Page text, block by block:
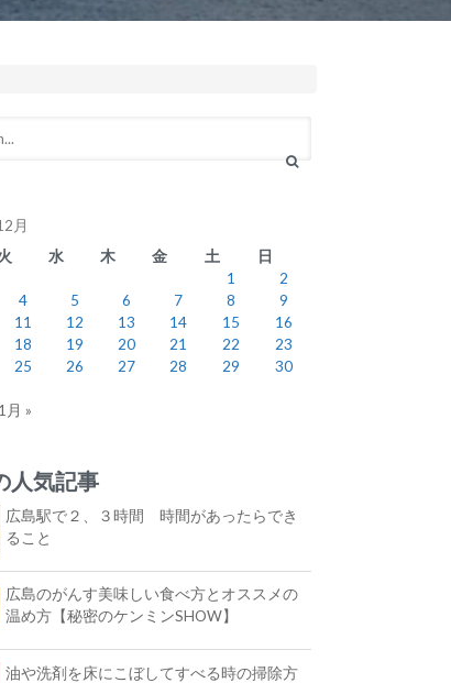
月
水 木 金 土
日
1
2
4 5 6 7 8
9
11 12 13 14 15
16
18 19 20 21 22
23
25 26 27 28 29
30
1月 »
人気記事
広島駅で２、３時間 時間があったらでき
ること
広島のがんす美味しい食べ方とオススメの
温め方【秘密のケンミンSHOW】
油や洗剤を床にこぼしてすべる時の掃除方